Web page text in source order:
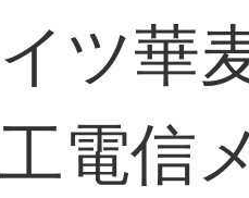
イツ華
電信